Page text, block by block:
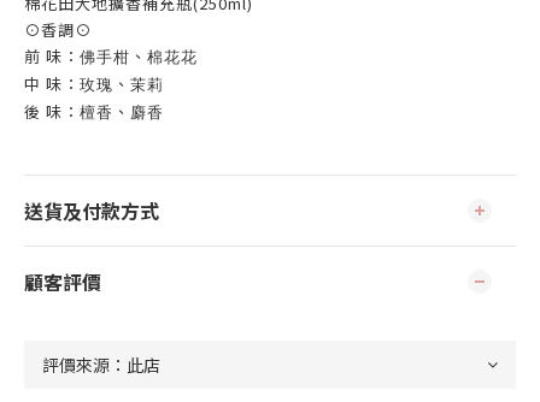
⊙香調⊙
前 味： 佛手柑 、 棉花花
中 味： 玫瑰 、 茉莉
後 味： 檀香 、 麝香
送貨及付款方式
顧客評價